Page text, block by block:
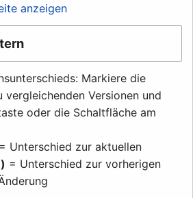
anzeigen
Markiere die
Versionen und
oder die Schaltfläche am
= Unterschied zur aktuellen
= Unterschied zur vorherigen